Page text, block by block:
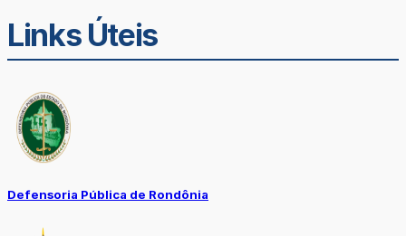
Links Úteis
Defensoria Pública de Rondônia